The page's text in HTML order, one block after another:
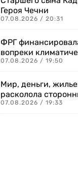
Героя Чечни
07.08.2026 / 20:31
ФРГ
вопреки
07.08.2026 / 19:50
Мир, деньги,
расколола
07.08.2026 / 19:33